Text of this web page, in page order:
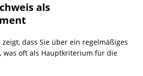
als
zeigt, dass Sie über ein regelmäßiges
was oft als Hauptkriterium für die